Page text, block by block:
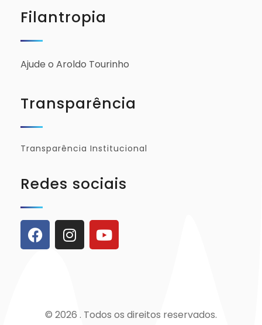
Filantropia
Ajude o Aroldo Tourinho
Transparência
Transparência Institucional
Redes sociais
© 2026 . Todos os direitos reservados.